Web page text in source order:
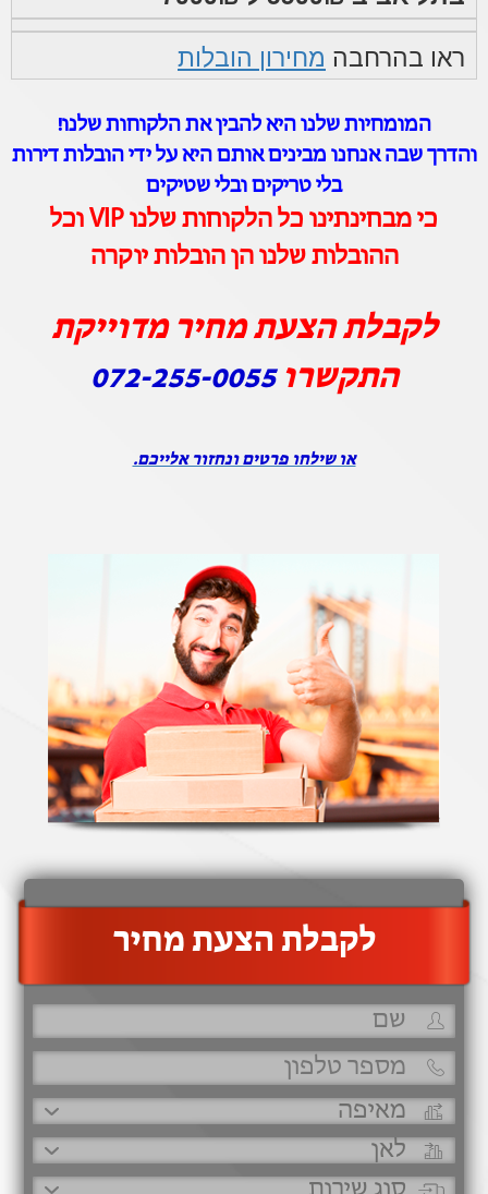
ראו בהרחבה מחירון הובלות
המומחיות שלנו היא להבין את הלקוחות שלנו!
והדרך שבה אנחנו מבינים אותם היא על ידי הובלות דירות
בלי טריקים ובלי שטיקים
כי מבחינתינו כל הלקוחות שלנו VIP וכל
ההובלות שלנו הן הובלות יוקרה
לקבלת הצעת מחיר מדוייקת
התקשרו072-255-0055
או שילחו פרטים ונחזור אלייכם.
‫לקבלת הצעת מחיר